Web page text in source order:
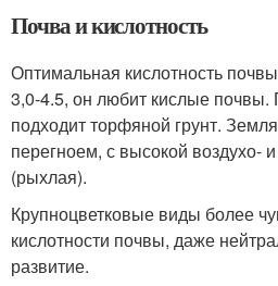
Почва и кислотность
Оптимальная кислотность
3,0-4.5, он любит кислые почвы.
подходит торфяной грунт.
перегноем, с высокой воздухо-
(рыхлая).
Крупноцветковые виды более
кислотности почвы, даже
развитие.